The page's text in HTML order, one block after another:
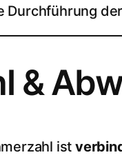
Durchführung
&
ist